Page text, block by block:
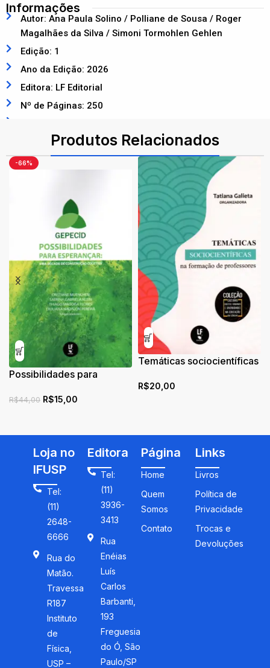
Informações
Autor: Ana Paula Solino / Polliane de Sousa / Roger
Magalhães da Silva / Simoni Tormohlen Gehlen
Edição: 1
Ano da Edição: 2026
Editora: LF Editorial
Nº de Páginas: 250
Produtos Relacionados
-66%
Possibilidades para
de construção coletiva
R$44,00 R$15,00
Temáticas sociocientíficas
professores
R$20,00
Loja no
IFUSP
Tel:
(11)
2648-
6666
Rua do
Matão.
Travessa
R187
Instituto
de
Física,
USP –
Editora
Tel:
(11)
3936-
3413
Rua
Enéias
Luís
Carlos
Barbanti,
193
Freguesia
do Ó, São
Paulo/SP
Página
Home
Quem
Somos
Contato
Links
Livros
Política de
Privacidade
Trocas e
Devoluções